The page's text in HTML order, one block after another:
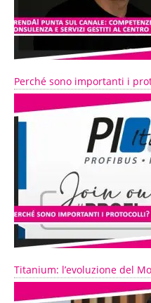
Perché sono importanti i
Titanium: l’evoluzione del